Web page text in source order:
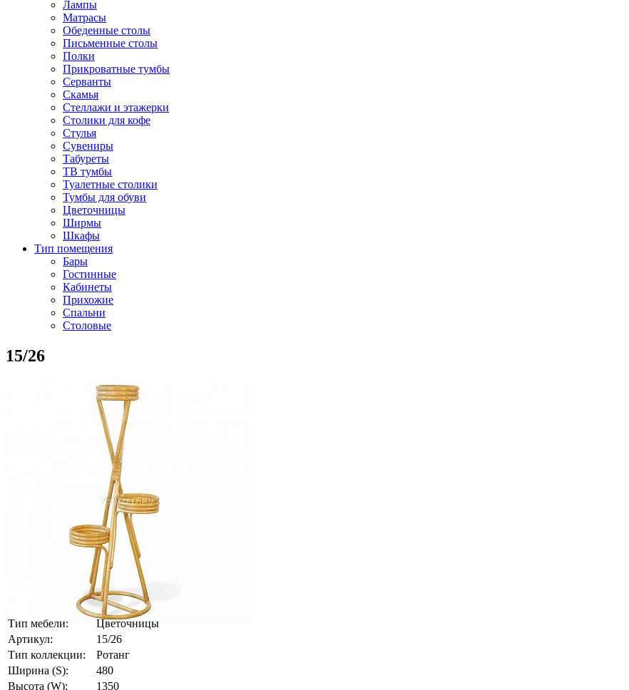
Лампы
Матрасы
Обеденные столы
Письменные столы
Полки
Прикроватные тумбы
Серванты
Скамья
Стеллажи и этажерки
Столики для кофе
Стулья
Сувениры
Табуреты
ТВ тумбы
Туалетные столики
Тумбы для обуви
Цветочницы
Ширмы
Шкафы
Тип помещения
Бары
Гостинные
Кабинеты
Прихожие
Спальни
Столовые
15/26
Тип мебели:
Цветочницы
Артикул:
15/26
Тип коллекции:
Ротанг
Ширина (S):
480
Высота (W):
1350